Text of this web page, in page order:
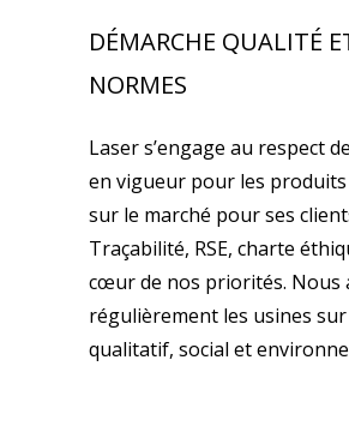
DÉMARCHE QUALITÉ
NORMES
Laser s’engage au respect
en vigueur pour les produits
sur le marché pour ses
Traçabilité, RSE, charte
cœur de nos priorités. Nous
régulièrement les usines
qualitatif, social et